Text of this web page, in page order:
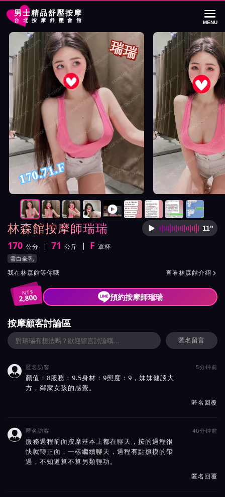
男士精品舒壓按摩
台北按摩舒壓會館 MENU
首頁 林森館按摩師瑞瑞詳細介紹
林森館按摩師瑞瑞 按摩師
11"
身高
170 公分
體重 71 公斤
罩杯 F 罩杯
按摩師瑞瑞服務風格與特色
雪白豪乳
按摩師瑞瑞所屬按摩會館介紹與班表
我在林森館等你哦 查看林森館介紹 
NT$
2,800 預約按摩師瑞瑞
林森館按摩師瑞瑞照片展示與影片介紹
瑞瑞
170.71.F
按摩師瑞瑞照片展示與影片介紹及客戶評價截屏展示
按摩顧客討論區
匿名留言
 匿名訪客 5分钟前
顏值：8服務：9.5身材：9態度：9，妹妹健談大
方，鄰家女孩的感覺。
匿名回覆
 匿名訪客 40分钟前
服務過程前面按摩基本上都在聊天，按的過程很
快就轉正面，一樣繼續聊天，過程有點撫摸的帶
過，不知道算不算另類輕功。
匿名回覆